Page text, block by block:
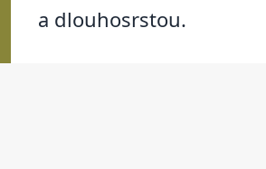
a dlouhosrstou.